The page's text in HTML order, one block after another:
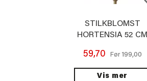
STILKBLOMST
HORTENSIA 52 CM
59,70 Før 199,00
Vis mer